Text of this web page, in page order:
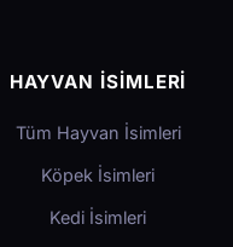
HAYVAN İSIMLERI
Tüm Hayvan İsimleri
Köpek İsimleri
Kedi İsimleri